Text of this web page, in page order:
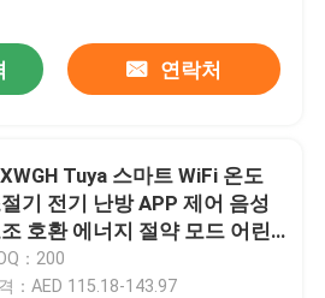
연락처
Tuya 스마트 WiFi 온도
기 전기 난방 APP 제어 음성
호환 에너지 절약 모드 어린
잠금 장치 높음
：200
：AED 115.18-143.97